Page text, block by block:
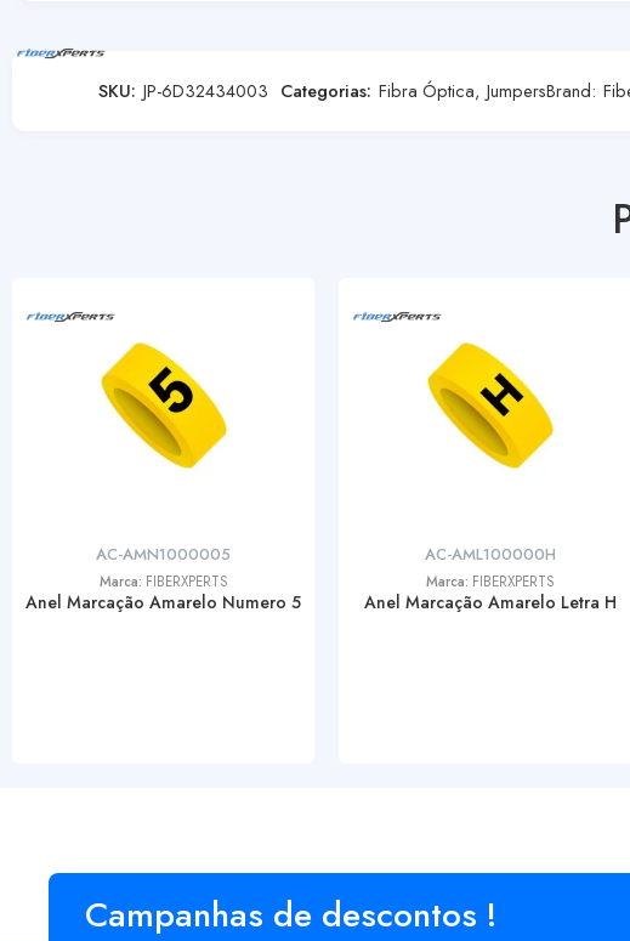
SKU: JP-6D32434003 Categorias: Fibra Óptica, JumpersBrand:
AC-AMN1000005
Marca: FIBERXPERTS
Anel Marcação Amarelo Numero 5
AC-AML100000H
Marca: FIBERXPERTS
Anel Marcação Amarelo Letra H
Campanhas de descontos !